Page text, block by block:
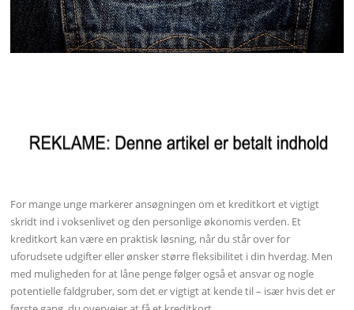
For mange unge markerer ansøgningen om et kreditkort et vigtigt
skridt ind i voksenlivet og den personlige økonomis verden. Et
kreditkort kan være en praktisk løsning, når du står over for
uforudsete udgifter eller ønsker større fleksibilitet i din hverdag. Men
med muligheden for at låne penge følger også et ansvar og nogle
potentielle faldgruber, som det er vigtigt at kende til – især hvis det er